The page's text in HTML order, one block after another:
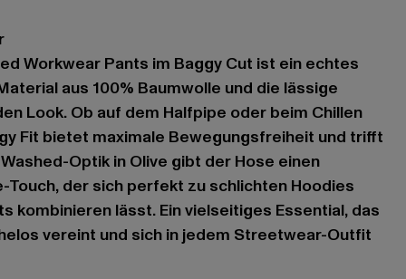
Workwear Pants im Baggy Cut ist ein echtes
aus 100% Baumwolle und die lässige
Look. Ob auf dem Halfpipe oder beim Chillen
Fit bietet maximale Bewegungsfreiheit und trifft
Optik in Olive gibt der Hose einen
Touch, der sich perfekt zu schlichten Hoodies
kombinieren lässt. Ein vielseitiges Essential, das
vereint und sich in jedem Streetwear-Outfit